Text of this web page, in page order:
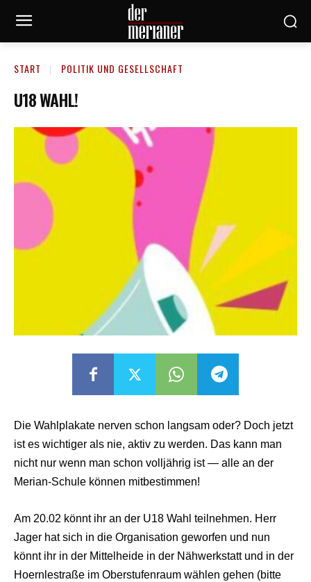
START POLITIK UND GESELLSCHAFT
U18 WAHL!
Die Wahlplakate nerven schon langsam oder? Doch jetzt
ist es wichtiger als nie, aktiv zu werden. Das kann man
nicht nur wenn man schon volljährig ist — alle an der
Merian-Schule können mitbestimmen!
Am 20.02 könnt ihr an der U18 Wahl teilnehmen. Herr
Jager hat sich in die Organisation geworfen und nun
könnt ihr in der Mittelheide in der Nähwerkstatt und in der
Hoernlestraße im Oberstufenraum wählen gehen (bitte